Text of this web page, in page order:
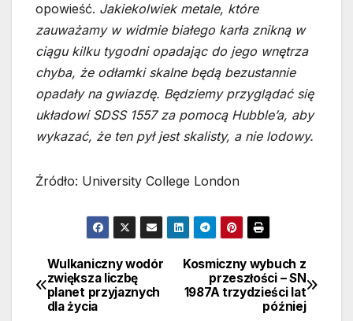
opowieść. Jakiekolwiek metale, które
zauważamy w widmie białego karła znikną w
ciągu kilku tygodni opadając do jego wnętrza
chyba, że odłamki skalne będą bezustannie
opadały na gwiazdę. Będziemy przyglądać się
układowi SDSS 1557 za pomocą Hubble’a, aby
wykazać, że ten pył jest skalisty, a nie lodowy.
Źródło: University College London
Nawigacja
wpisu
Kosmiczny wybuch z
przeszłości – SN
1987A trzydzieści lat
później
Wulkaniczny wodór
zwiększa liczbę
planet przyjaznych
dla życia